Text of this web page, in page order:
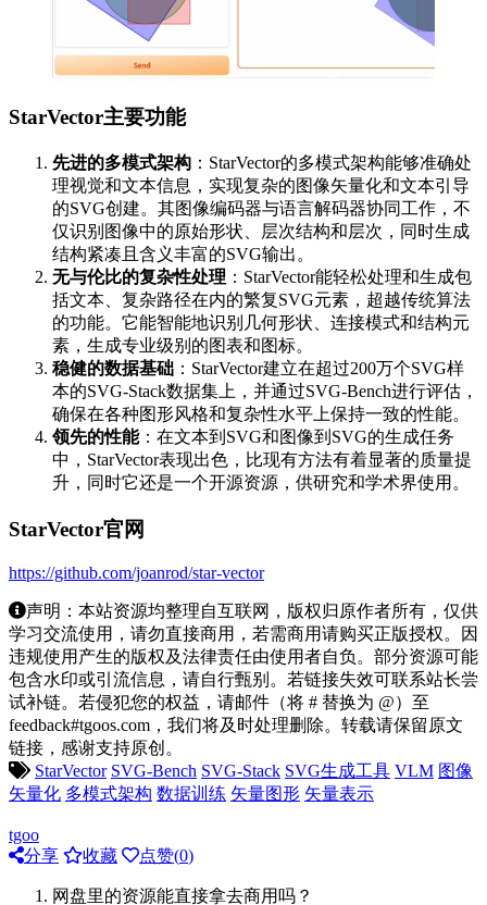
StarVector主要功能
先进的多模式架构 ：StarVector的多模式架构能够准确处
理视觉和文本信息，实现复杂的图像矢量化和文本引导
的SVG创建。其图像编码器与语言解码器协同工作，不
仅识别图像中的原始形状、层次结构和层次，同时生成
结构紧凑且含义丰富的SVG输出。
无与伦比的复杂性处理 ：StarVector能轻松处理和生成包
括文本、复杂路径在内的繁复SVG元素，超越传统算法
的功能。它能智能地识别几何形状、连接模式和结构元
素，生成专业级别的图表和图标。
稳健的数据基础 ：StarVector建立在超过200万个SVG样
本的SVG-Stack数据集上，并通过SVG-Bench进行评估，
确保在各种图形风格和复杂性水平上保持一致的性能。
领先的性能：在文本到SVG和图像到SVG的生成任务
中，StarVector表现出色，比现有方法有着显著的质量提
升，同时它还是一个开源资源，供研究和学术界使用。
StarVector官网
https://github.com/joanrod/star-vector
声明：本站资源均整理自互联网，版权归原作者所有，仅供
学习交流使用，请勿直接商用，若需商用请购买正版授权。因
违规使用产生的版权及法律责任由使用者自负。部分资源可能
包含水印或引流信息，请自行甄别。若链接失效可联系站长尝
试补链。若侵犯您的权益，请邮件（将 # 替换为 @）至
feedback#tgoos.com，我们将及时处理删除。转载请保留原文
链接，感谢支持原创。
StarVector SVG-Bench SVG-Stack SVG生成工具 VLM 图像
矢量化 多模式架构 数据训练 矢量图形 矢量表示
tgoo
分享
收藏 点赞(0)
网盘里的资源能直接拿去商用吗？